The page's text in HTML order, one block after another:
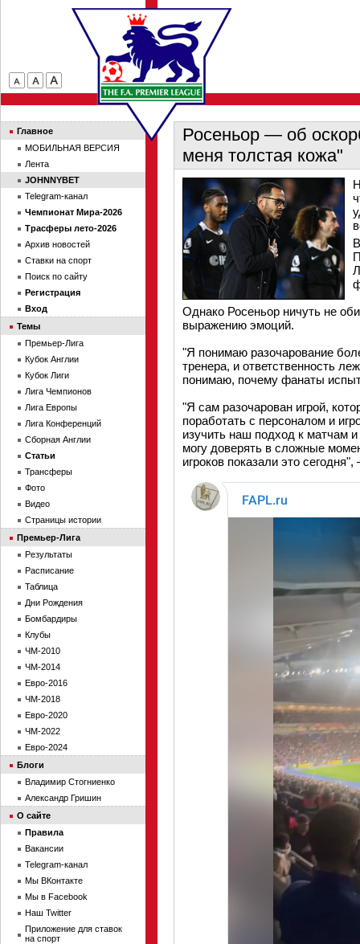
Росеньор — об
меня толстая кожа"
Однако Росеньор ничуть не
выражению эмоций.
"Я понимаю разочарование
тренера, и ответственность
понимаю, почему фанаты
"Я сам разочарован игрой,
поработать с персоналом и
изучить наш подход к матчам
могу доверять в сложные
игроков показали это
Главное
МОБИЛЬНАЯ ВЕРСИЯ
Лента
JOHNNYBET
Telegram-канал
Чемпионат Мира-2026
Трасферы лето-2026
Архив новостей
Ставки на спорт
Поиск по сайту
Регистрация
Вход
Темы
Премьер-Лига
Кубок Англии
Кубок Лиги
Лига Чемпионов
Лига Европы
Лига Конференций
Сборная Англии
Статьи
Трансферы
Фото
Видео
Страницы истории
Премьер-Лига
Результаты
Расписание
Таблица
Дни Рождения
Бомбардиры
Клубы
ЧМ-2010
ЧМ-2014
Евро-2016
ЧМ-2018
Евро-2020
ЧМ-2022
Евро-2024
Блоги
Владимир Стогниенко
Александр Гришин
О сайте
Правила
Вакансии
Telegram-канал
Мы ВКонтакте
Мы в Facebook
Наш Twitter
Приложение для ставок
на спорт